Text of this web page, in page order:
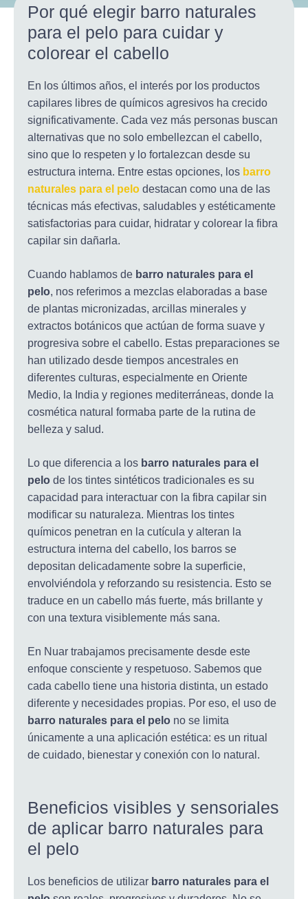
Por qué elegir barro naturales
para el pelo para cuidar y
colorear el cabello
En los últimos años, el interés por los productos
capilares libres de químicos agresivos ha crecido
significativamente. Cada vez más personas buscan
alternativas que no solo embellezcan el cabello,
sino que lo respeten y lo fortalezcan desde su
estructura interna. Entre estas opciones, los barro
naturales para el pelo destacan como una de las
técnicas más efectivas, saludables y estéticamente
satisfactorias para cuidar, hidratar y colorear la fibra
capilar sin dañarla.
Cuando hablamos de barro naturales para el
pelo, nos referimos a mezclas elaboradas a base
de plantas micronizadas, arcillas minerales y
extractos botánicos que actúan de forma suave y
progresiva sobre el cabello. Estas preparaciones se
han utilizado desde tiempos ancestrales en
diferentes culturas, especialmente en Oriente
Medio, la India y regiones mediterráneas, donde la
cosmética natural formaba parte de la rutina de
belleza y salud.
Lo que diferencia a los barro naturales para el
pelo de los tintes sintéticos tradicionales es su
capacidad para interactuar con la fibra capilar sin
modificar su naturaleza. Mientras los tintes
químicos penetran en la cutícula y alteran la
estructura interna del cabello, los barros se
depositan delicadamente sobre la superficie,
envolviéndola y reforzando su resistencia. Esto se
traduce en un cabello más fuerte, más brillante y
con una textura visiblemente más sana.
En Nuar trabajamos precisamente desde este
enfoque consciente y respetuoso. Sabemos que
cada cabello tiene una historia distinta, un estado
diferente y necesidades propias. Por eso, el uso de
barro naturales para el pelo no se limita
únicamente a una aplicación estética: es un ritual
de cuidado, bienestar y conexión con lo natural.
Beneficios visibles y sensoriales
de aplicar barro naturales para
el pelo
Los beneficios de utilizar barro naturales para el